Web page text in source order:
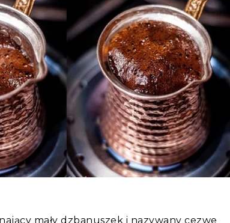
mały dzbanuszek i nazywany cezwe